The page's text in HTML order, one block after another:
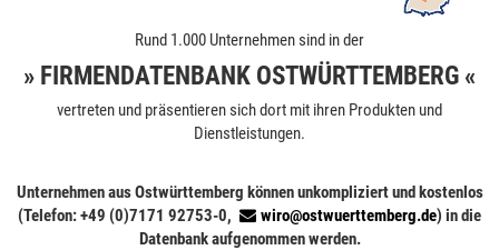
Rund 1.000 Unternehmen sind in der
» FIRMENDATENBANK OSTWÜRTTEMBERG «
vertreten und präsentieren sich dort mit ihren Produkten und
Dienstleistungen.
Unternehmen aus Ostwürttemberg können unkompliziert und kostenlos
(Telefon: +49 (0)7171 92753-0,
wiro@ostwuerttemberg.de) in die
Datenbank aufgenommen werden.